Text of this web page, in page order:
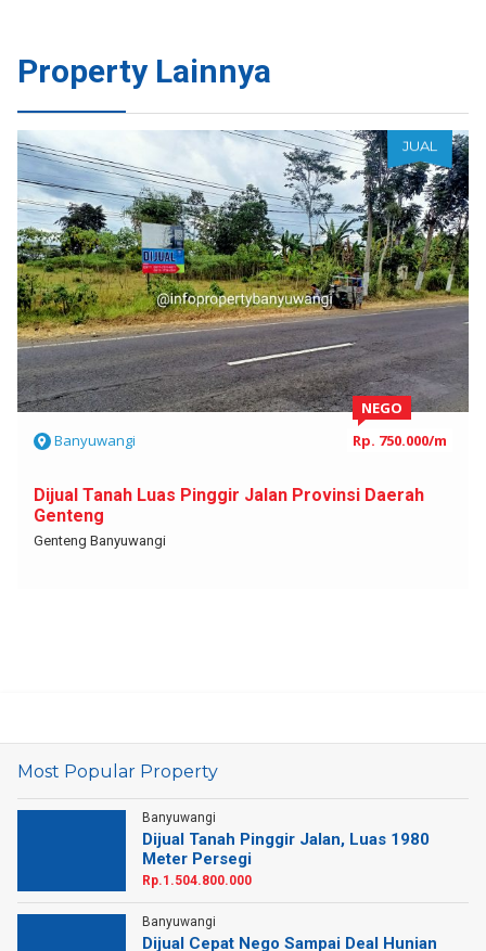
Property Lainnya
JUAL
Banyuwangi Rp. 750.000/m
NEGO
Dijual Tanah Luas Pinggir Jalan Provinsi Daerah
Genteng
Genteng Banyuwangi
Most Popular Property
Banyuwangi
Dijual Tanah Pinggir Jalan, Luas 1980
Meter Persegi
Rp.1.504.800.000
Banyuwangi
Dijual Cepat Nego Sampai Deal Hunian